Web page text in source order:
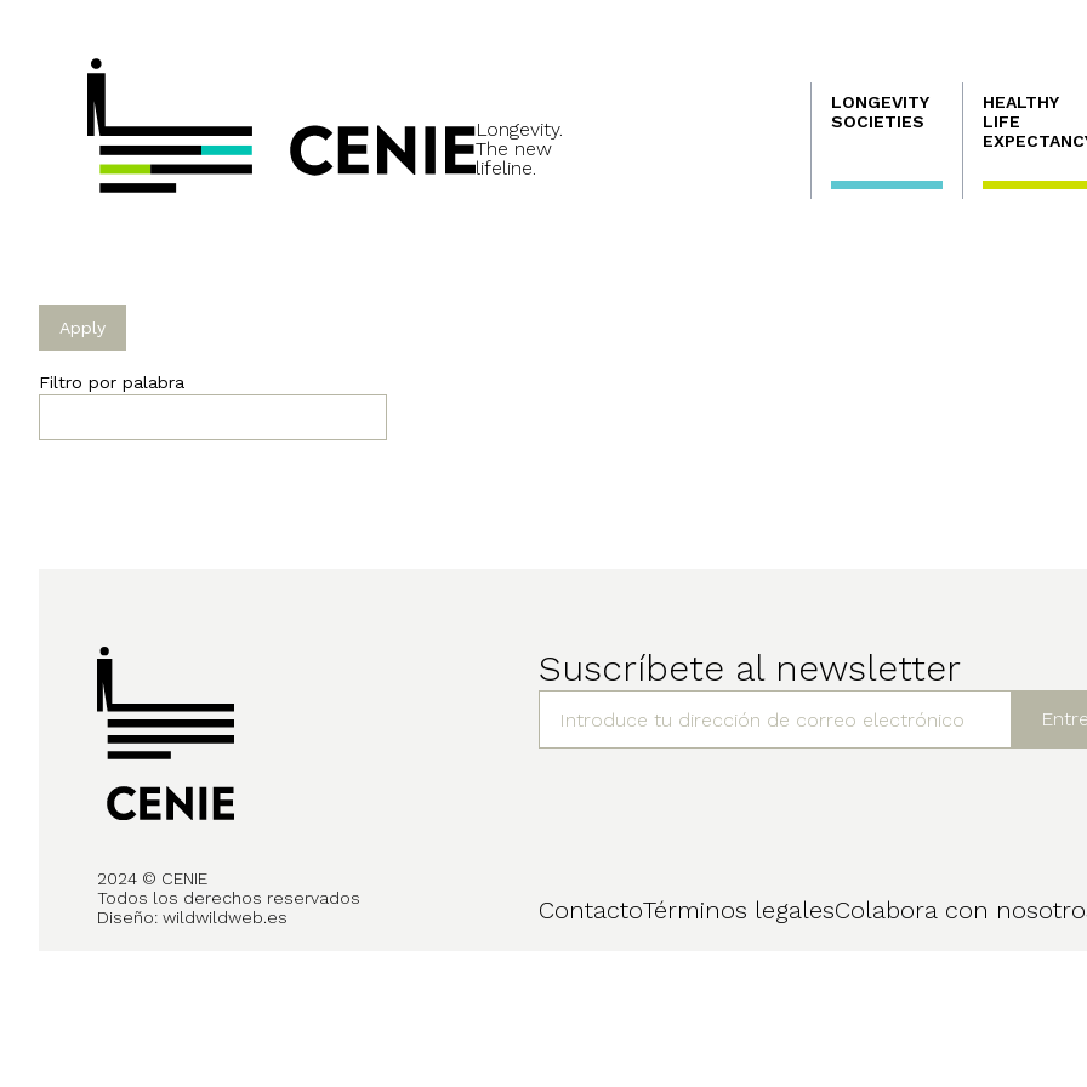
Longevity.
The new
lifeline.
Navegación
principal
LONGEVITY
SOCIETIES
HEALTHY
LIFE
Filtro por palabra
Suscríbete al newsletter
ContactoTérminos legalesColabora con
2024 © CENIE
Todos los derechos reservados
Diseño: wildwildweb.es